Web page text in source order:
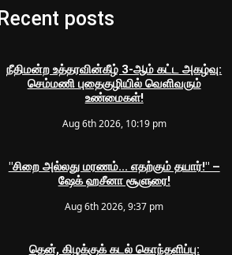
Recent posts
நீதிமன்ற உத்தரவின்கீழ் 3-ஆம் கட்ட அகழ்வு:
செம்மணி புதைகுழியில் வெளிவரும்
உண்மைகள்!
Aug 6th 2026, 10:19 pm
"சிறை அல்லது மரணம்... எதற்கும் தயார்!" –
ஷேக் ஹசீனா சூளுரை!
Aug 6th 2026, 9:37 pm
தென், கிழக்குக் கடல் கொந்தளிப்பு: